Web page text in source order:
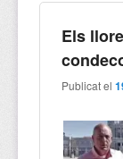
Els
Publicat el